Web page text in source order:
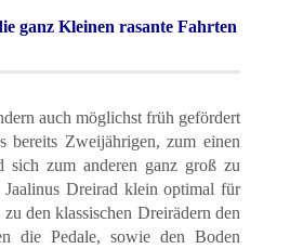
ganz Kleinen rasante Fahrten
auch möglichst früh gefördert
bereits Zweijährigen, zum einen
sich zum anderen ganz groß zu
Dreirad klein optimal für
den klassischen Dreirädern den
die Pedale, sowie den Boden